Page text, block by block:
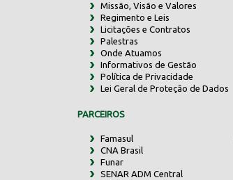
Missão, Visão e Valores
Regimento e Leis
Licitações e Contratos
Palestras
Onde Atuamos
Informativos de Gestão
Política de Privacidade
Lei Geral de Proteção de Dados
PARCEIROS
Famasul
CNA Brasil
Funar
SENAR ADM Central